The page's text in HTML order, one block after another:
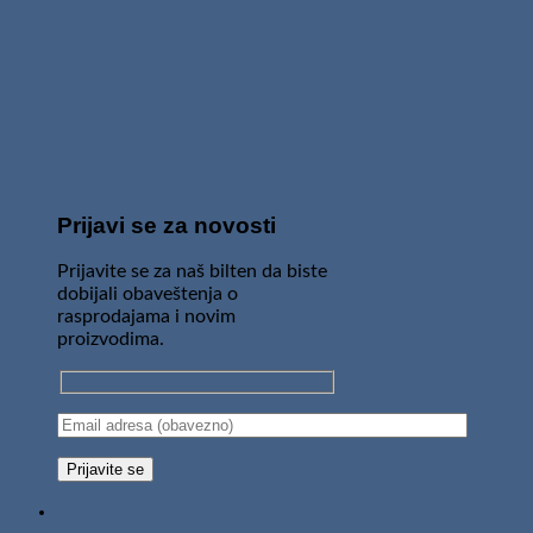
Prijavi se za novosti
Prijavite se za naš bilten da biste
dobijali obaveštenja o
rasprodajama i novim
proizvodima.